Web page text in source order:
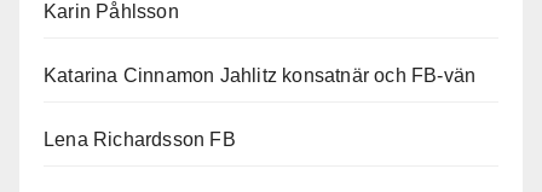
Karin Påhlsson
Katarina Cinnamon Jahlitz konsatnär och FB-vän
Lena Richardsson FB